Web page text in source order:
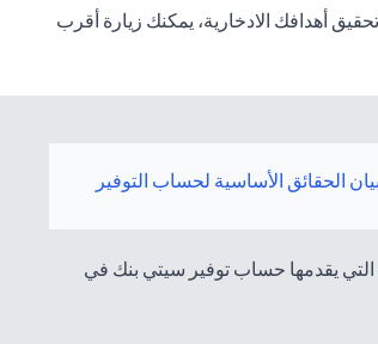
أهدافك الادخارية، يمكنك زيارة أقرب
بيان الحقائق الأساسية لحساب التوفير
التي يقدمها حساب توفير سيتي بنك في